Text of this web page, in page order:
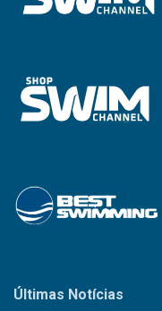
Últimas Notícias